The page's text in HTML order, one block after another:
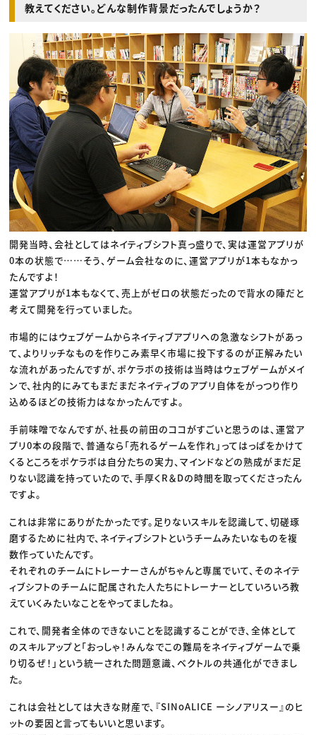
教えてください。どんな制作背景だったんでしょうか？
開発当時、会社としてはネイティブシフト真っ盛りで、実は運営アプリが
0本の状態で……そう、ゲーム会社なのに、運営アプリが1本もなかっ
たんですよ！
運営アプリが1本もなくて、売上がゼロの状態だったので背水の陣だと
考えて開発を行っていました。
市場的にはウェブゲームからネイティブアプリへの急激なシフトがあっ
て、よりリッチなものを作りこみ素早く市場に投下するのが正解みたい
な流れがあったんですが、ポケラボの技術は当時はウェブゲームがメイ
ンで、社内的にみてもまだまだネイティブのアプリ自体をがっつり作り
込めるほどの技術力はなかったんですよ。
手前味噌でなんですが、社長の前田のココがすごいと思うのは、運営ア
プリ0本の段階で、普通なら「売れるゲームを作れ」ってはっぱをかけて
くるところをポケラボは自分たちの実力、マインドなどの熟成がまだ足
りない認識を持っていたので、手厚くR＆Dの時間を取ってくださったん
ですよ。
これは非常にありがたかったです。足りないスキルを認識して、切磋琢
磨するために社内で、ネイティブシフトというチームみたいなものを複
数作っていたんです。
それぞれのチームにトレーナーさんがちゃんと専属でいて、そのネイテ
ィブシフトのチームに配属された人たちにトレーナーとしていろいろ教
えていくみたいなことをやってましたね。
これで、開発者全体のできないことを認識することができ、全体として
のスキルアップと「おっしゃ！みんなでこの難局をネイティブゲームで乗
り切るぜ！」という統一された問題意識、ベクトルの共通化ができまし
た。
これは会社としては大きな財産で、『SINoALICE ーシノアリスー』のヒ
ットの要因と言ってもいいと思います。